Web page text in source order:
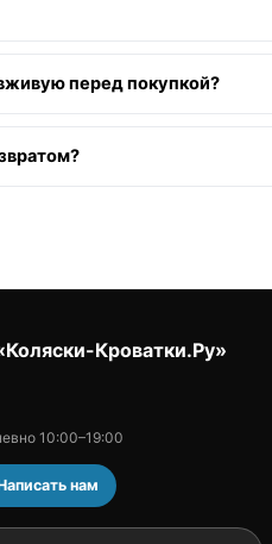
перед покупкой?
Кроватки.Ру»
10:00–19:00
нам